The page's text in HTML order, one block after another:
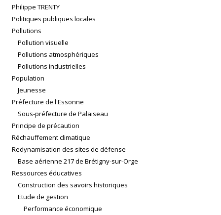
Philippe TRENTY
Politiques publiques locales
Pollutions
Pollution visuelle
Pollutions atmosphériques
Pollutions industrielles
Population
Jeunesse
Préfecture de l'Essonne
Sous-préfecture de Palaiseau
Principe de précaution
Réchauffement climatique
Redynamisation des sites de défense
Base aérienne 217 de Brétigny-sur-Orge
Ressources éducatives
Construction des savoirs historiques
Etude de gestion
Performance économique